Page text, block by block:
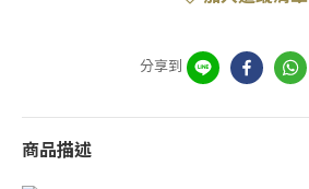
分享到
商品描述